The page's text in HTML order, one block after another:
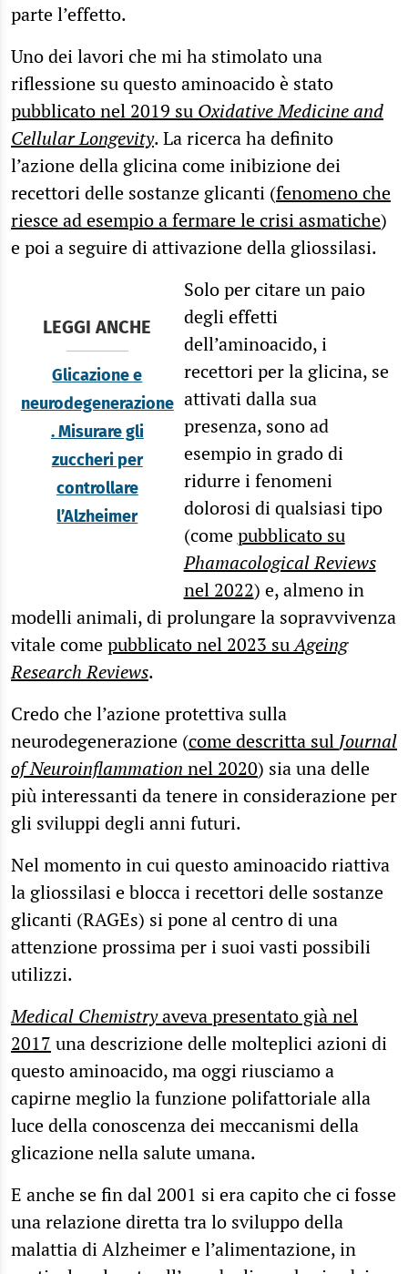
parte l’effetto.
Uno dei lavori che mi ha stimolato una
riflessione su questo aminoacido è stato
pubblicato nel 2019 su Oxidative Medicine and
Cellular Longevity. La ricerca ha definito
l’azione della glicina come inibizione dei
recettori delle sostanze glicanti (fenomeno che
riesce ad esempio a fermare le crisi asmatiche)
e poi a seguire di attivazione della gliossilasi.
LEGGI ANCHE
Glicazione e
neurodegenerazione
. Misurare gli
zuccheri per
controllare
l’Alzheimer
Solo per citare un paio
degli effetti
dell’aminoacido, i
recettori per la glicina, se
attivati dalla sua
presenza, sono ad
esempio in grado di
ridurre i fenomeni
dolorosi di qualsiasi tipo
(comepubblicato su
Phamacological Reviews
nel 2022) e, almeno in
modelli animali, di prolungare la sopravvivenza
vitale comepubblicato nel 2023 suAgeing
Research Reviews.
Credo che l’azione protettiva sulla
neurodegenerazione (come descritta sul Journal
of Neuroinflammation nel 2020) sia una delle
più interessanti da tenere in considerazione per
gli sviluppi degli anni futuri.
Nel momento in cui questo aminoacido riattiva
la gliossilasi e blocca i recettori delle sostanze
glicanti (RAGEs) si pone al centro di una
attenzione prossima per i suoi vasti possibili
utilizzi.
Medical Chemistryaveva presentato già nel
2017 una descrizione delle molteplici azioni di
questo aminoacido, ma oggi riusciamo a
capirne meglio la funzione polifattoriale alla
luce della conoscenza dei meccanismi della
glicazione nella salute umana.
E anche se fin dal 2001 si era capito che ci fosse
una relazione diretta tra lo sviluppo della
malattia di Alzheimer e l’alimentazione, in